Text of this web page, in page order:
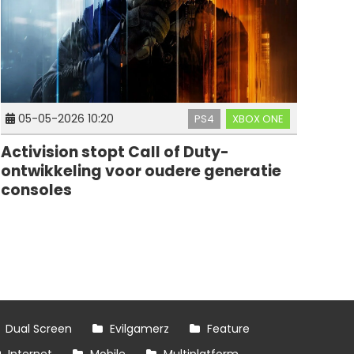
05-05-2026 10:20 PS4 XBOX ONE
Activision stopt Call of Duty-
ontwikkeling voor oudere generatie
consoles
Dual Screen Evilgamerz
Feature